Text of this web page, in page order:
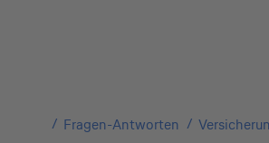
Fragen-Antworten